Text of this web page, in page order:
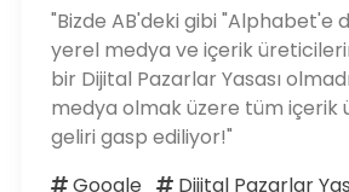
"Bizde AB'deki gibi "Alphabet'e
yerel medya ve içerik
bir Dijital Pazarlar Yasası
medya olmak üzere tüm içerik
geliri gasp ediliyor!"
Google
Dijital Pazarlar